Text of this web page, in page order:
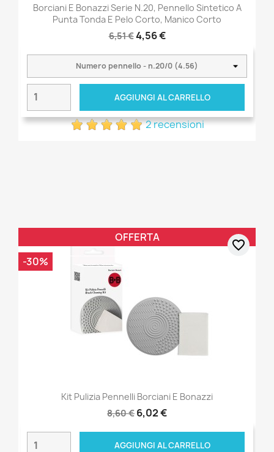
Borciani E Bonazzi Serie N.20, Pennello Sintetico A
Punta Tonda E Pelo Corto, Manico Corto
6,51 €4,56 €
AGGIUNGI AL CARRELLO
2 recensioni
Kit Pulizia Pennelli Borciani E Bonazzi
8,60 € 6,02 €
AGGIUNGI AL CARRELLO
OFFERTA
-30%
favorite_border